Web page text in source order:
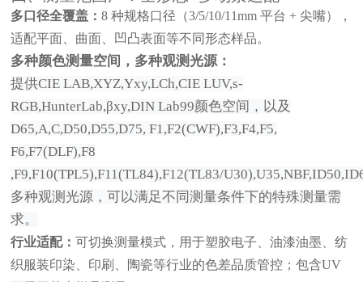
多口径全覆盖：8 种规格口径（3/5/10/11mm 平台 + 尖嘴），
适配平面、曲面、凹凸表面等不同形态样品。
多种颜色测量空间，多种观测光源：
提供CIE LAB,XYZ,Yxy,LCh,CIE LUV,s-
RGB,HunterLab,βxy,DIN Lab99颜色空间，以及
D65,A,C,D50,D55,D75, F1,F2(CWF),F3,F4,F5,
F6,F7(DLF),F8
,F9,F10(TPL5),F11(TL84),F12(TL83/
多种观测光源，可以满足不同测量条件下的特殊测量需
求。
行业适配： 可切换测量模式，用于塑胶电子、油漆油墨、纺
织服装印染、印刷、陶瓷等行业的色差品质管控；包含UV